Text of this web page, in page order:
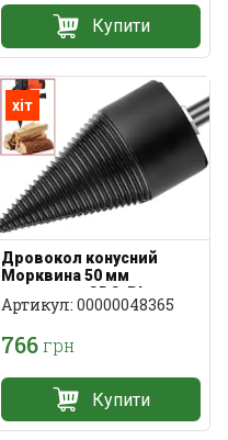
Купити
хіт
Дровокол конусний
Морквина 50 мм
хвостовик SDS-Plus
Артикул: 00000048365
766грн
Купити